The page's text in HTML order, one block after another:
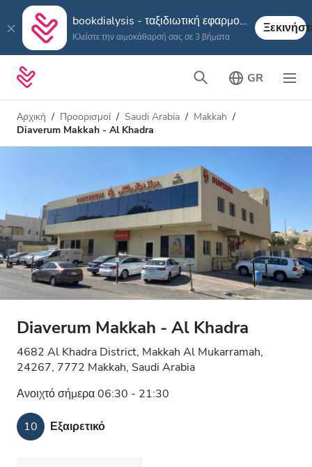
bookdialysis - ταξιδιωτική εφαρμογή
Κλείστε την αιμοκάθαρσή σας σε 3 βήματα
GR
Αρχική Προορισμοί Saudi Arabia
Makkah
Diaverum Makkah - Al Khadra
Diaverum Makkah - Al Khadra
4682 Al Khadra District, Makkah Al Mukarramah,
24267, 7772 Makkah, Saudi Arabia
Ανοιχτό σήμερα 06:30 - 21:30
10 Εξαιρετικό